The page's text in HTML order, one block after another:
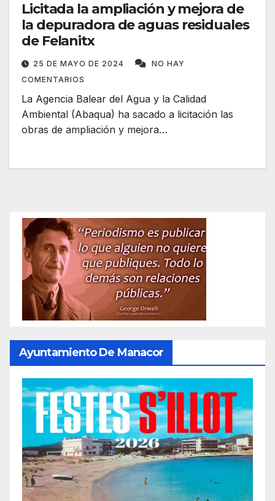
Licitada la ampliación y mejora de
la depuradora de aguas residuales
de Felanitx
25 DE MAYO DE 2024
NO HAY
COMENTARIOS
La Agencia Balear del Agua y la Calidad
Ambiental (Abaqua) ha sacado a licitación las
obras de ampliación y mejora…
Ayuntamiento De Manacor